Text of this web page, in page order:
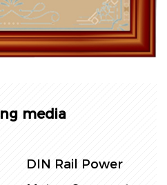
media
Single Phase Din